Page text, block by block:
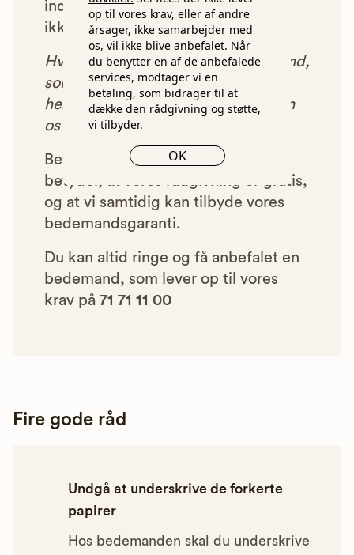
op til vores krav, eller af andre
årsager, ikke samarbejder med
os, vil ikke blive anbefalet. Når
du benytter en af de anbefalede
services, modtager vi en
betaling, som bidrager til at
dække den rådgivning og støtte,
vi tilbyder.
OK
indgået et samarbejde med os, vil
ikke blive vist i vores anbefalinger.
Hver gang du benytter en bedemand,
som vi har godkendt, anbefalet og
henvist dig til, betaler bedemanden
os et beløb for denne henvisning.
Betalingen for vores henvisninger
betyder, at vores rådgivning er gratis,
og at vi samtidig kan tilbyde vores
bedemandsgaranti.
Du kan altid ringe og få anbefalet en
bedemand, som lever op til vores
krav på 71 71 11 00
Fire gode råd
Undgå at underskrive de forkerte
papirer
Hos bedemanden skal du underskrive